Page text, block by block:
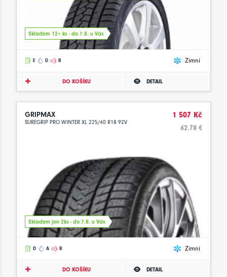
Skladem 12+ ks - do 7.8. u Vás
E D B Zimní
DO KOŠÍKU DETAIL
GRIPMAX
SUREGRIP PRO WINTER XL 225/40 R18 92V
1 507 Kč
62.78 €
Skladem jen 2ks - do 7.8. u Vás
D A B Zimní
DO KOŠÍKU DETAIL